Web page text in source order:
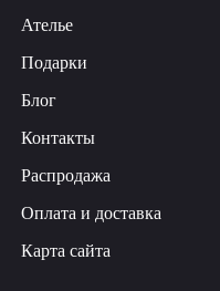
Ателье
Подарки
Блог
Контакты
Распродажа
Оплата и доставка
Карта сайта